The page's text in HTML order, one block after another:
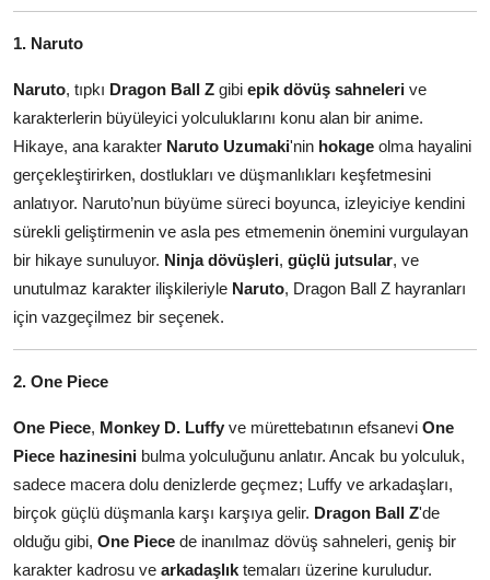
1. Naruto
Naruto, tıpkı Dragon Ball Z gibi epik dövüş sahneleri ve
karakterlerin büyüleyici yolculuklarını konu alan bir anime.
Hikaye, ana karakter Naruto Uzumaki'nin hokage olma hayalini
gerçekleştirirken, dostlukları ve düşmanlıkları keşfetmesini
anlatıyor. Naruto’nun büyüme süreci boyunca, izleyiciye kendini
sürekli geliştirmenin ve asla pes etmemenin önemini vurgulayan
bir hikaye sunuluyor. Ninja dövüşleri, güçlü jutsular, ve
unutulmaz karakter ilişkileriyle Naruto, Dragon Ball Z hayranları
için vazgeçilmez bir seçenek.
2. One Piece
One Piece, Monkey D. Luffy ve mürettebatının efsanevi One
Piece hazinesini bulma yolculuğunu anlatır. Ancak bu yolculuk,
sadece macera dolu denizlerde geçmez; Luffy ve arkadaşları,
birçok güçlü düşmanla karşı karşıya gelir. Dragon Ball Z'de
olduğu gibi, One Piece de inanılmaz dövüş sahneleri, geniş bir
karakter kadrosu ve arkadaşlık temaları üzerine kuruludur.